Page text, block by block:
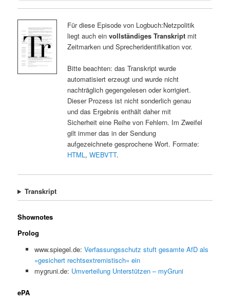
Für diese Episode von Logbuch:Netzpolitik
liegt auch ein vollständiges Transkriptmit
Zeitmarken und Sprecheridentifikation vor.
Bitte beachten: das Transkript wurde
automatisiert erzeugt und wurde nicht
nachträglich gegengelesen oder korrigiert.
Dieser Prozess ist nicht sonderlich genau
und das Ergebnis enthält daher mit
Sicherheit eine Reihe von Fehlern. Im Zweifel
gilt immer das in der Sendung
aufgezeichnete gesprochene Wort. Formate:
HTML, WEBVTT.
Transkript
Shownotes
Prolog
www.spiegel.de: Verfassungsschutz stuft gesamte AfD als
»gesichert rechtsextremistisch« ein
mygruni.de: Umverteilung Unterstützen – myGruni
ePA